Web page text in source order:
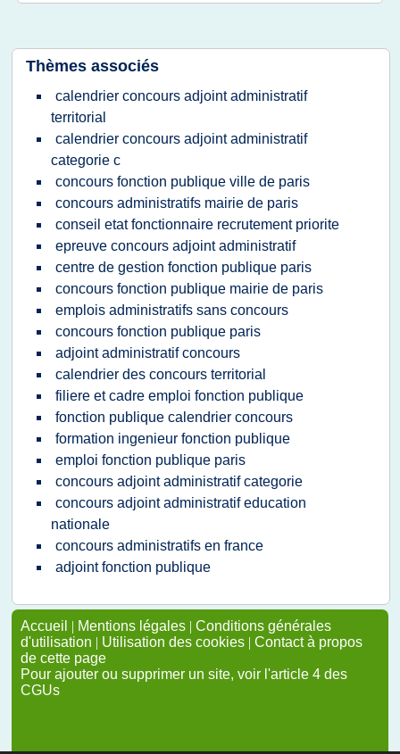
Thèmes associés
calendrier concours adjoint administratif
territorial
calendrier concours adjoint administratif
categorie c
concours fonction publique ville de paris
concours administratifs mairie de paris
conseil etat fonctionnaire recrutement priorite
epreuve concours adjoint administratif
centre de gestion fonction publique paris
concours fonction publique mairie de paris
emplois administratifs sans concours
concours fonction publique paris
adjoint administratif concours
calendrier des concours territorial
filiere et cadre emploi fonction publique
fonction publique calendrier concours
formation ingenieur fonction publique
emploi fonction publique paris
concours adjoint administratif categorie
concours adjoint administratif education
nationale
concours administratifs en france
adjoint fonction publique
Accueil | Mentions légales | Conditions générales
d'utilisation | Utilisation des cookies | Contact à propos
de cette page
Pour ajouter ou supprimer un site, voir l'article 4 des
CGUs